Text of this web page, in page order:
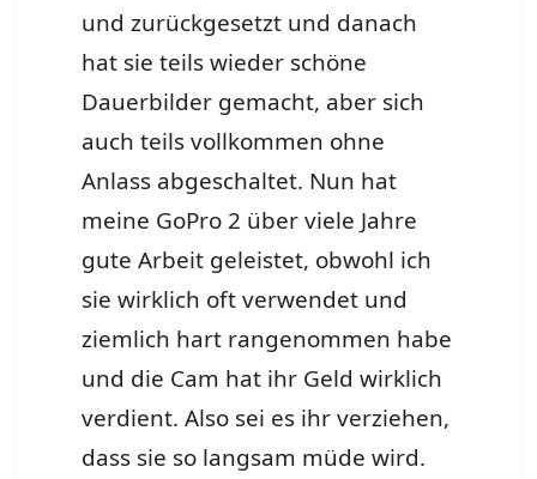
und zurückgesetzt und danach
hat sie teils wieder schöne
Dauerbilder gemacht, aber sich
auch teils vollkommen ohne
Anlass abgeschaltet. Nun hat
meine GoPro 2 über viele Jahre
gute Arbeit geleistet, obwohl ich
sie wirklich oft verwendet und
ziemlich hart rangenommen habe
und die Cam hat ihr Geld wirklich
verdient. Also sei es ihr verziehen,
dass sie so langsam müde wird.